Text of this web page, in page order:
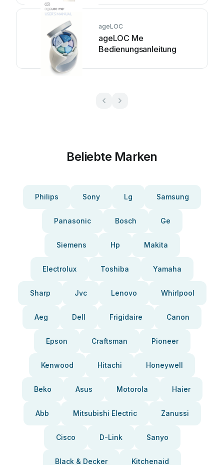
ageLOC
ageLOC Me
Bedienungsanleitung
Beliebte Marken
Philips Sony Lg Samsung
Panasonic Bosch Ge
Siemens Hp Makita
Electrolux Toshiba Yamaha
Sharp Jvc Lenovo Whirlpool
Aeg Dell Frigidaire Canon
Epson Craftsman Pioneer
Kenwood Hitachi Honeywell
Beko Asus Motorola Haier
Abb Mitsubishi Electric Zanussi
Cisco D-Link Sanyo
Black & Decker Kitchenaid